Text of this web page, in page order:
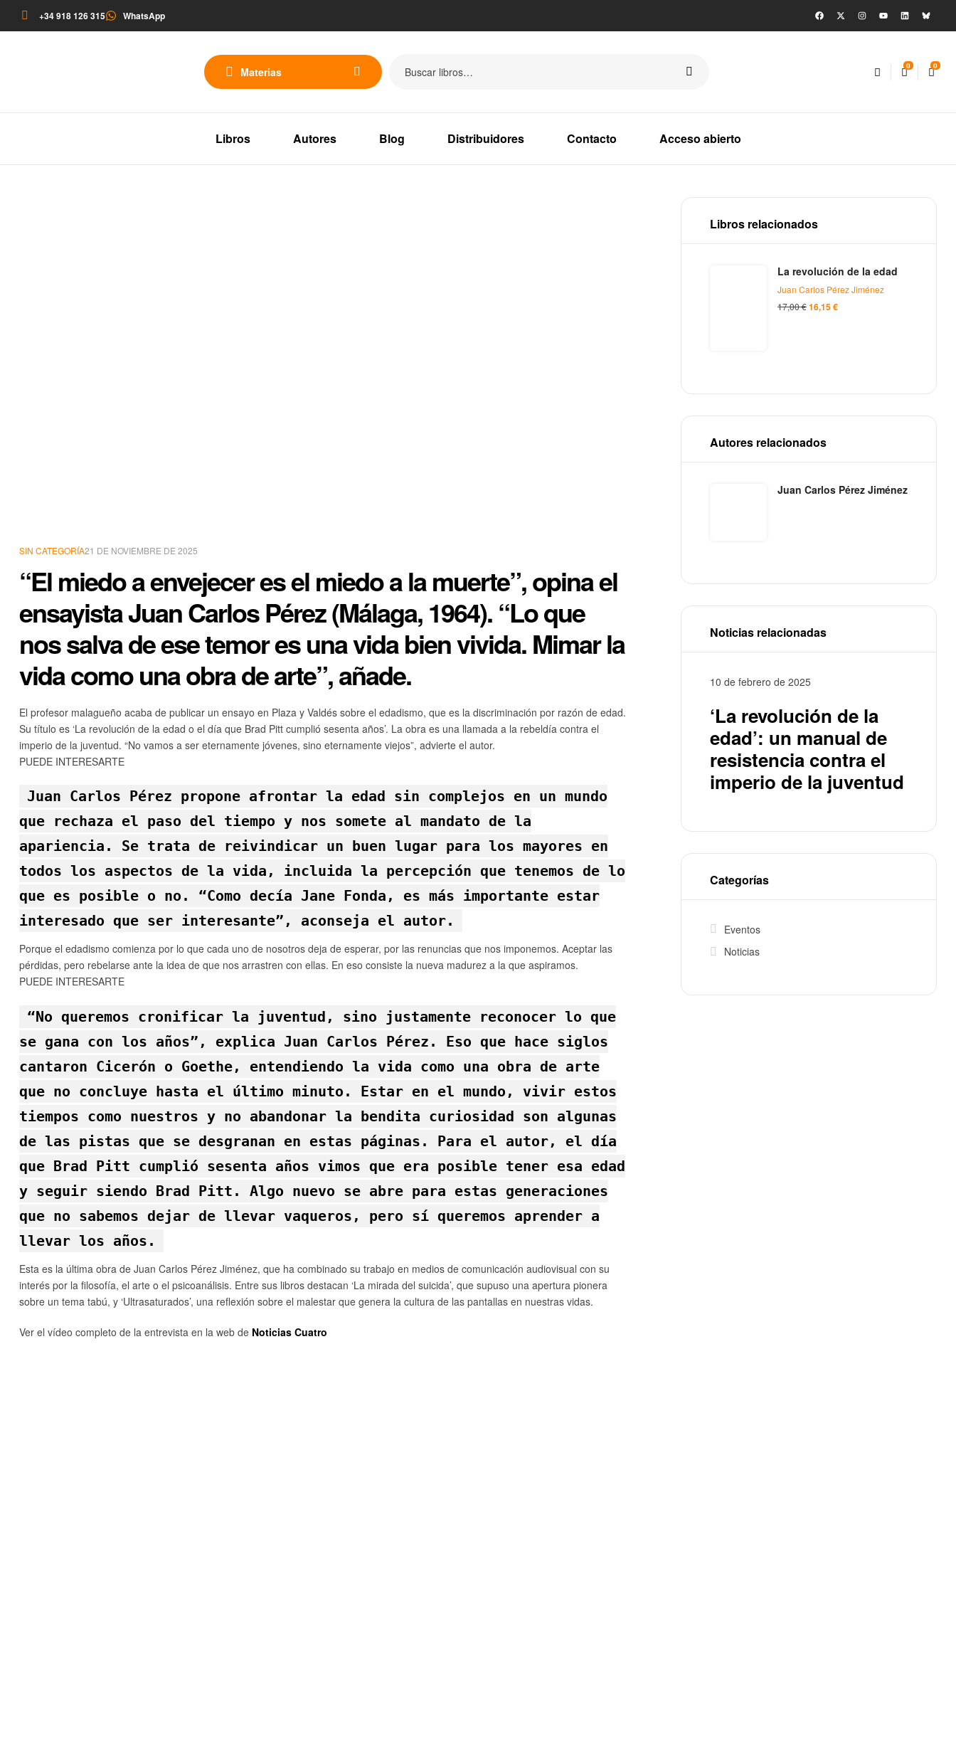
+34 918 126 315 WhatsApp
Materias 0 0
Libros Autores Blog Distribuidores Contacto Acceso abierto
SIN CATEGORÍA21 DE NOVIEMBRE DE 2025
“El miedo a envejecer es el miedo a la muerte”, opina el
ensayista Juan Carlos Pérez (Málaga, 1964). “Lo que
nos salva de ese temor es una vida bien vivida. Mimar la
vida como una obra de arte”, añade.
El profesor malagueño acaba de publicar un ensayo en Plaza y Valdés sobre el edadismo, que es la discriminación por razón de edad.
Su título es ‘La revolución de la edad o el día que Brad Pitt cumplió sesenta años’. La obra es una llamada a la rebeldía contra el
imperio de la juventud. “No vamos a ser eternamente jóvenes, sino eternamente viejos”, advierte el autor.
PUEDE INTERESARTE
Juan Carlos Pérez propone afrontar la edad sin complejos en un mundo
que rechaza el paso del tiempo y nos somete al mandato de la
apariencia. Se trata de reivindicar un buen lugar para los mayores en
todos los aspectos de la vida, incluida la percepción que tenemos de lo
que es posible o no. “Como decía Jane Fonda, es más importante estar
interesado que ser interesante”, aconseja el autor.
Porque el edadismo comienza por lo que cada uno de nosotros deja de esperar, por las renuncias que nos imponemos. Aceptar las
pérdidas, pero rebelarse ante la idea de que nos arrastren con ellas. En eso consiste la nueva madurez a la que aspiramos.
PUEDE INTERESARTE
“No queremos cronificar la juventud, sino justamente reconocer lo que
se gana con los años”, explica Juan Carlos Pérez. Eso que hace siglos
cantaron Cicerón o Goethe, entendiendo la vida como una obra de arte
que no concluye hasta el último minuto. Estar en el mundo, vivir estos
tiempos como nuestros y no abandonar la bendita curiosidad son algunas
de las pistas que se desgranan en estas páginas. Para el autor, el día
que Brad Pitt cumplió sesenta años vimos que era posible tener esa edad
y seguir siendo Brad Pitt. Algo nuevo se abre para estas generaciones
que no sabemos dejar de llevar vaqueros, pero sí queremos aprender a
llevar los años.
Esta es la última obra de Juan Carlos Pérez Jiménez, que ha combinado su trabajo en medios de comunicación audiovisual con su
interés por la filosofía, el arte o el psicoanálisis. Entre sus libros destacan ‘La mirada del suicida’, que supuso una apertura pionera
sobre un tema tabú, y ‘Ultrasaturados’, una reflexión sobre el malestar que genera la cultura de las pantallas en nuestras vidas.
Ver el vídeo completo de la entrevista en la web de Noticias Cuatro
Libros relacionados
La revolución de la edad
Juan Carlos Pérez Jiménez
17,00€16,15€
Autores relacionados
Juan Carlos Pérez Jiménez
Noticias relacionadas
10 de febrero de 2025
‘La revolución de la
edad’: un manual de
resistencia contra el
imperio de la juventud
Categorías
Eventos
Noticias